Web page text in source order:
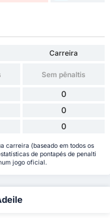
Carreira
Sem pênaltis
0
0
0
carreira (baseado em todos os
de pontapés de penalti
jogo oficial.